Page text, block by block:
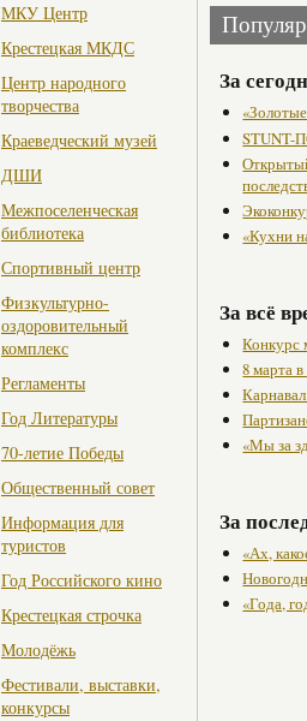
МКУ Центр
Крестецкая МКДС
Центр народного
творчества
Краеведческий музей
ДШИ
Межпоселенческая
библиотека
Спортивный центр
Физкультурно-
оздоровительный
комплекс
Регламенты
Год Литературы
70-летие Победы
Общественный совет
Информация для
туристов
Год Российского кино
Крестецкая строчка
Молодёжь
Фестивали, выставки,
конкурсы
За
STUNT-
«Кухни
За всё
Конкурс
8 марта
«Мы за
За
«Ах,
«Года,